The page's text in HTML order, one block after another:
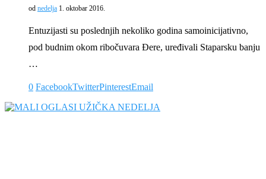
od nedelja 1. oktobar 2016.
Entuzijasti su poslednjih nekoliko godina samoinicijativno,
pod budnim okom ribočuvara Đere, uređivali Staparsku banju
…
0 FacebookTwitterPinterestEmail